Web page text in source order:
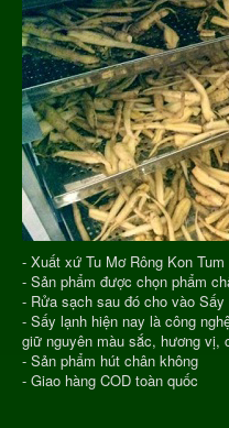
- Xuất xứ Tu Mơ Rông Kon Tum
- Sản phẩm được chọn phẩm
- Rửa sạch sau đó cho vào Sấy
- Sấy lạnh hiện nay là công
giữ nguyên màu sắc, hương vị,
- Sản phẩm hút chân không
- Giao hàng COD toàn quốc